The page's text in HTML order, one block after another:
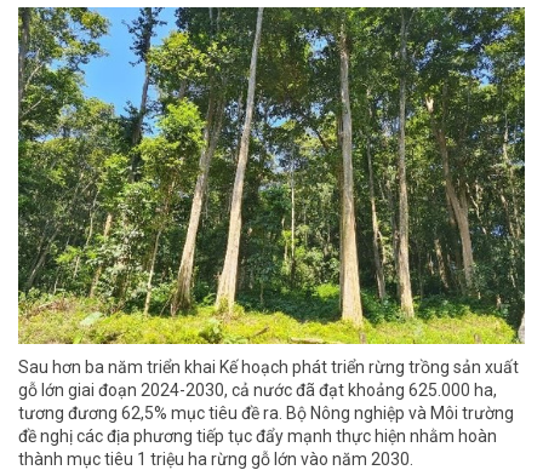
Sau hơn ba năm triển khai Kế hoạch phát triển rừng trồng sản xuất
gỗ lớn giai đoạn 2024-2030, cả nước đã đạt khoảng 625.000 ha,
tương đương 62,5% mục tiêu đề ra. Bộ Nông nghiệp và Môi trường
đề nghị các địa phương tiếp tục đẩy mạnh thực hiện nhằm hoàn
thành mục tiêu 1 triệu ha rừng gỗ lớn vào năm 2030.